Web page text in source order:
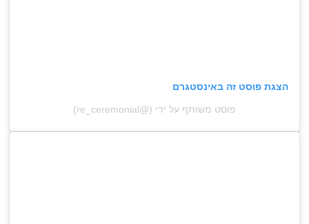
הצגת פוסט זה באינסטגרם
פוסט משותף על ידי (@‏‎re_ceremonial‎‏)